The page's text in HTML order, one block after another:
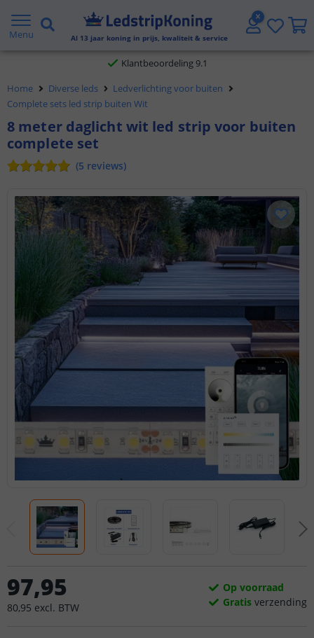
Menu Al 13 jaar koning in prijs, kwaliteit & service
Gratis verzending vanaf € 20,- NL en BE
Klantbeoordeling 9.1
Voor 23:45 uur besteld,morgen in huis
Home Diverse leds
Ledverlichting voor buiten
Complete sets led strip buiten Wit
8 meter daglicht wit led strip voor buiten
complete set
(5 reviews)
97,95
80,95 excl. BTW
Op voorraad
Gratis verzending